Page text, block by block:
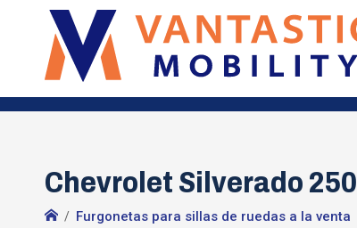
Chevrolet Silverado
Furgonetas para sillas de ruedas a la venta